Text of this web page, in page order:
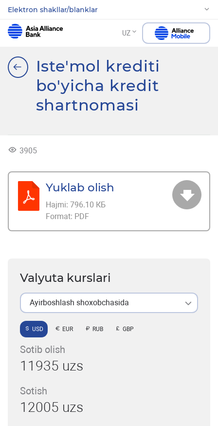
Elektron shakllar/blanklar
UZ
Iste'mol krediti
bo'yicha kredit
shartnomasi
3905
Yuklab olish
Hajmi: 796.10 КБ
Format: PDF
Valyuta kurslari
Ayirboshlash shoxobchasida
USD EUR RUB GBP
Sotib olish
11935 uzs
Sotish
12005 uzs